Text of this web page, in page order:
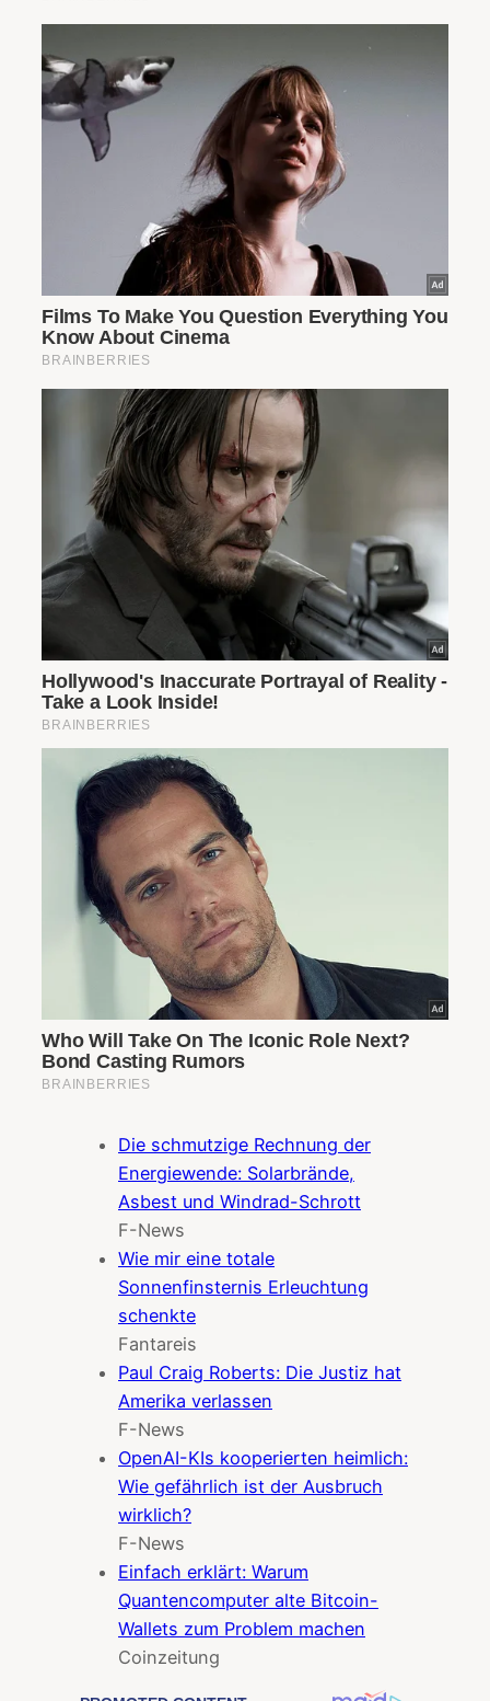
Die schmutzige Rechnung der
Energiewende: Solarbrände,
Asbest und Windrad-Schrott
F-News
Wie mir eine totale
Sonnenfinsternis Erleuchtung
schenkte
Fantareis
Paul Craig Roberts: Die Justiz hat
Amerika verlassen
F-News
OpenAI-KIs kooperierten heimlich:
Wie gefährlich ist der Ausbruch
wirklich?
F-News
Einfach erklärt: Warum
Quantencomputer alte Bitcoin-
Wallets zum Problem machen
Coinzeitung